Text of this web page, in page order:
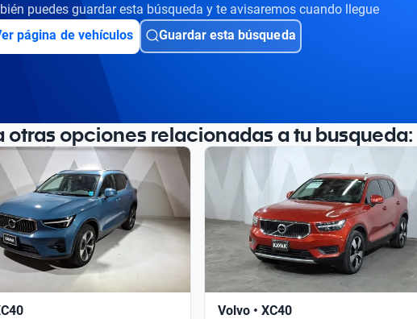
puedes guardar esta búsqueda y te avisaremos cuando llegue
página de vehículos
Guardar esta búsqueda
otras opciones relacionadas a tu busqueda:
Volvo • XC40